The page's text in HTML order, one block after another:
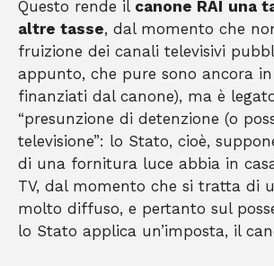
Questo rende il canone RAI una
altre tasse, dal momento che
fruizione dei canali televisivi
appunto, che pure sono ancora
finanziati dal canone), ma è
“presunzione di detenzione (o
televisione”: lo Stato, cioè,
di una fornitura luce abbia in
TV, dal momento che si tratta di
molto diffuso, e pertanto sul
lo Stato applica un’imposta, il